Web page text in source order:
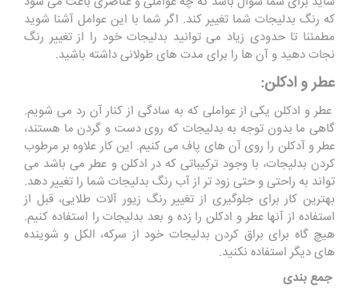
که رنگ بدلیجات شما تغییر کند. اگر شما با این عوامل آشنا شوید
مطمئنا تا حدودی زیاد می توانید بدلیجات خود را از تغییر رنگ
نجات دهید و آن ها را برای مدت های طولانی داشته باشید.
عطر و ادکلن:
عطر و ادکلن یکی از عواملی که به سادگی از کنار آن رد می شویم.
گاهی ما بدون توجه به بدلیجات که روی دست و گردن ما هستند،
عطر و آدکلن را روی آن های پاف می کنیم. این کار علاوه بر مرطوب
کردن بدلیجات، با وجود ترکیباتی که در ادکلن و عطر می باشد می
تواند به راحتی و حتی زود تر از آب رنگ بدلیجات شما را تغییر دهد.
بهترین کار برای جلوگیری از تغییر رنگ زیور آلات طلایی، قبل از
استفاده از آنها عطر و ادکلن را زده و بعد بدلیجات را استفاده کنیم.
هیچ گاه برای براق کردن بدلیجات خود از سرکه، الکل و شوینده
های دیگر استفاده نکنید.
جمع بندی